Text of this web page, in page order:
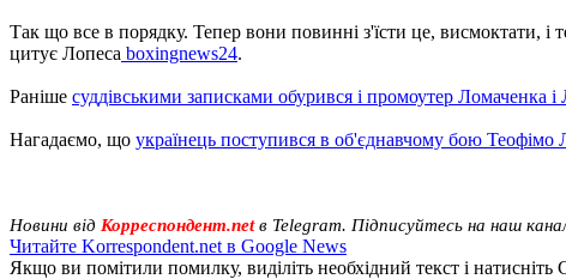
Так що все в порядку. Тепер вони повинні з'їсти це, висмоктати, і
цитує Лопеса boxingnews24.
Раніше суддівськими записками обурився і промоутер Ломаченка
Нагадаємо, що українець поступився в об'єднавчому бою Теофімо
Новини від Корреспондент.netв Telegram. Підписуйтесь на наш
Читайте Korrespondent.net в Google News
Якщо ви помітили помилку, виділіть необхідний текст і